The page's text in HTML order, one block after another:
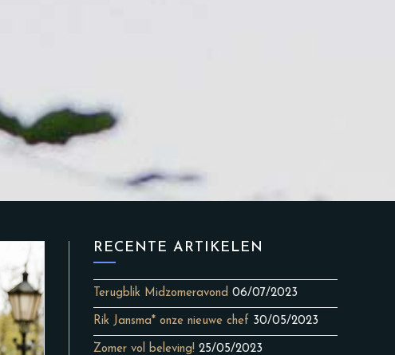
RECENTE ARTIKELEN
Terugblik Midzomeravond 06/07/2023
Rik Jansma* onze nieuwe chef 30/05/2023
Zomer vol beleving! 25/05/2023